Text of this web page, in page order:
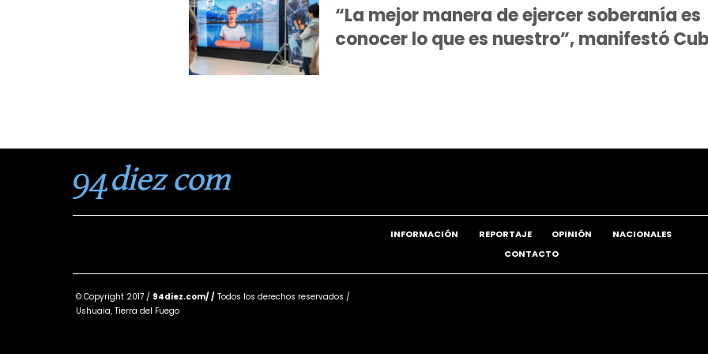
“La mejor manera de ejercer soberanía es
conocer lo que es nuestro”, manifestó
INFORMACIÓN REPORTAJE OPINIÓN
NACIONALES
CONTACTO
© Copyright 2017 / 94diez.com/ / Todos los derechos reservados /
Ushuaia, Tierra del Fuego